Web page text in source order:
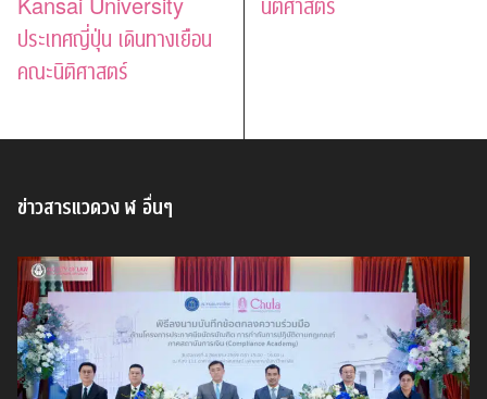
ประเทศญี่ปุ่น เดินทางเยือน
คณะนิติศาสตร์
ข่าวสารแวดวง ฬ อื่นๆ